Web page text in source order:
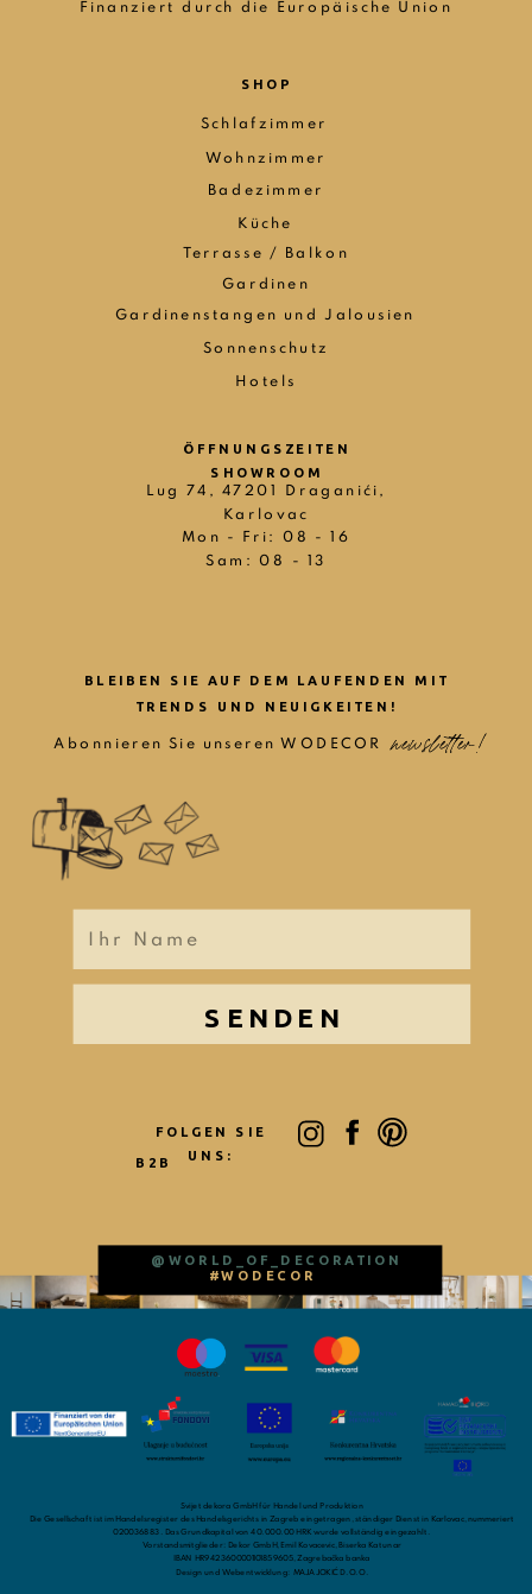
SENDEN
newsletter!
@WORLD_OF_DECORATION
#WODECOR
Finanziert durch die Europäische Union
ÖFFNUNGSZEITEN
SHOWROOM
Lug 74, 47201 Draganići,
Karlovac
Mon - Fri: 08 - 16
Sam: 08 - 13
Svijet dekora GmbH für Handel und Produktion
Die Gesellschaft ist im Handelsregister des Handelsgerichts in Zagreb eingetragen, ständiger Dienst in Karlovac, nummeriert
020036883. Das Grundkapital von 40.000.00 HRK wurde vollständig eingezahlt.
Vorstandsmitglieder: Dekor GmbH, Emil Kovacevic, Biserka Katunar
IBAN HR9423600001101859605, Zagrebačka banka
Design und Webentwicklung: MAJA JOKIĆ D.O.O.
SHOP
FOLGEN SIE
UNS:
B2B
Schlafzimmer
Wohnzimmer
Badezimmer
Küche
Terrasse / Balkon
Gardinen
Gardinenstangen und Jalousien
Sonnenschutz
BLEIBEN SIE AUF DEM LAUFENDEN MIT
TRENDS UND NEUIGKEITEN!
Abonnieren Sie unseren WODECOR newsletter!
Hotels